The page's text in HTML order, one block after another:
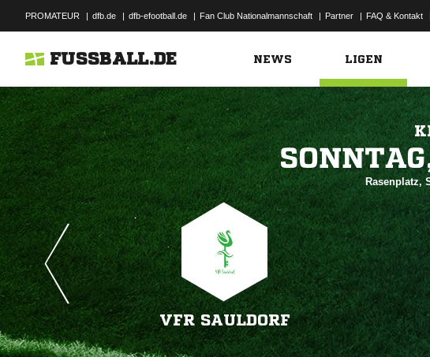
PROMATEUR | dfb.de | dfb-efootball.de | Fan Club Nationalmannschaft | Partner | FAQ & Kontakt
FUSSBALL.DE NEWS LIGEN
Rasenplatz,
VFR SAULDORF